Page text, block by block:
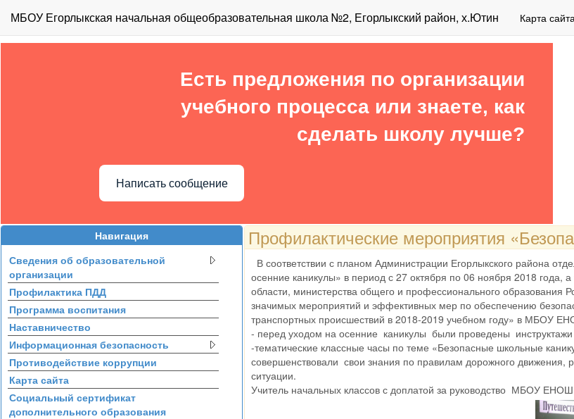
МБОУ Егорлыкская начальная общеобразовательная школа №2, Егорлыкский район, х.Ютин Карта
Есть предложения по организации
учебного процесса или знаете, как
сделать школу лучше?
Написать сообщение
Навигация
Сведения об образовательной
организации
Профилактика ПДД
Программа воспитания
Наставничество
Информационная безопасность
Противодействие коррупции
Карта сайта
Социальный сертификат
дополнительного образования
Профилактические мероприятия
В соответствии с планом Администрации Егорлыкского района
осенние каникулы» в период с 27 октября по 06 ноября 2018 года,
области, министерства общего и профессионального
значимых мероприятий и эффективных мер по обеспечению
транспортных происшествий в 2018-2019 учебном году» в МБОУ
- перед уходом на осенние каникулы были проведены
-тематические классные часы по теме «Безопасные школьные
совершенствовали свои знания по правилам дорожного
ситуации.
Учитель начальных классов с доплатой за руководство МБОУ